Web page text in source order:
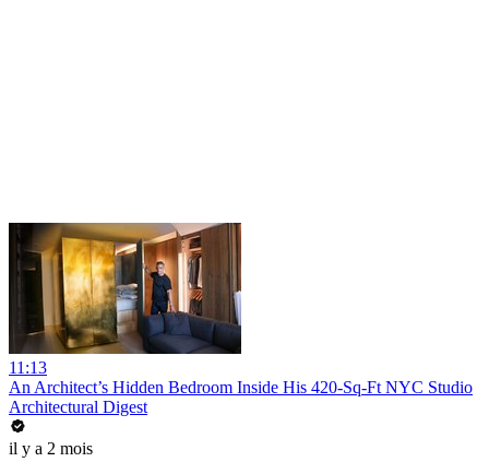
11:13
An Architect’s Hidden Bedroom Inside His 420-Sq-Ft NYC Studio
Architectural Digest
il y a 2 mois